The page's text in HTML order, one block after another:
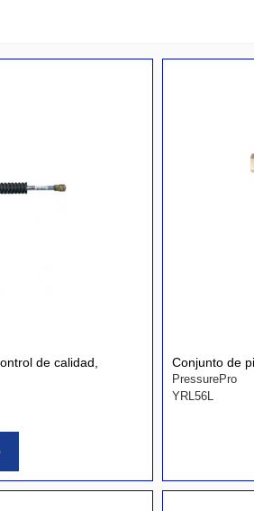
de calidad,
Conjunto de
PressurePro
YRL56L